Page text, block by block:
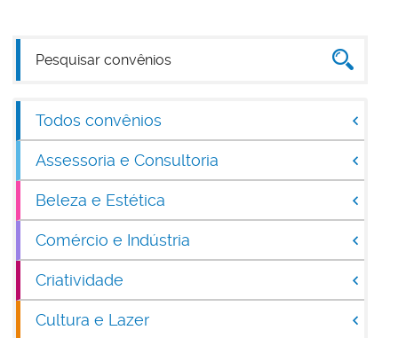
Todos convênios
Assessoria e Consultoria
Beleza e Estética
Comércio e Indústria
Criatividade
Cultura e Lazer